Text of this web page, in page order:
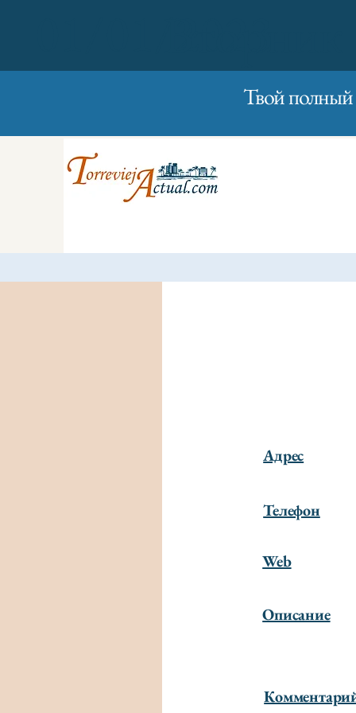
Твой полный
Адрес
Телефон
Web
Описание